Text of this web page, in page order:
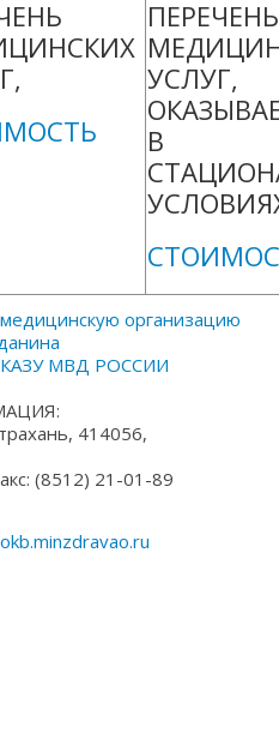
ПЕРЕЧЕНЬ
УСЛУГ,
В
организацию
МВД РОССИИ
414056,
(8512) 21-01-89